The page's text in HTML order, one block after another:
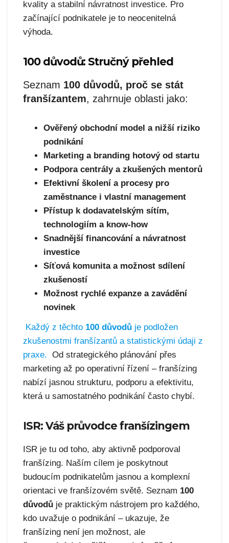
kvality a stabilní návratnost investice. Pro
začínající podnikatele je to neocenitelná
výhoda.
100 důvodů: Stručný přehled
Seznam 100 důvodů, proč se stát
franšízantem, zahrnuje oblasti jako:
Ověřený obchodní model a nižší riziko
podnikání
Marketing a branding hotový od startu
Podpora centrály a zkušených mentorů
Efektivní školení a procesy pro
zaměstnance i vlastní management
Přístup k dodavatelským sítím,
technologiím a know-how
Snadnější financování a návratnost
investice
Síťová komunita a možnost sdílení
zkušeností
Možnost rychlé expanze a zavádění
novinek
Každý z těchto 100 důvodů je podložen
zkušenostmi franšízantů a statistickými údaji z
praxe. Od strategického plánování přes
marketing až po operativní řízení – franšízing
nabízí jasnou strukturu, podporu a efektivitu,
která u samostatného podnikání často chybí.
ISR: Váš průvodce franšízingem
ISR je tu od toho, aby aktivně podporoval
franšízing. Naším cílem je poskytnout
budoucím podnikatelům jasnou a komplexní
orientaci ve franšízovém světě. Seznam 100
důvodů je praktickým nástrojem pro každého,
kdo uvažuje o podnikání – ukazuje, že
franšízing není jen možnost, ale